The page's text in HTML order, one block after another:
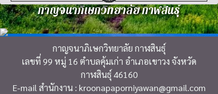
กาญจนาภิเษกวิทยาลัย กาฬสินธุ์
กาญจนาภิเษกวิทยาลัย กาฬสินธุ์
เลขที่ 99 หมู่ 16 ตำบลคุ้มเก่า อำเภอเขาวง จังหวัด
กาฬสินธุ์ 46160
E-mail สำนักงาน : kroonapaporniyawan@gmail.com